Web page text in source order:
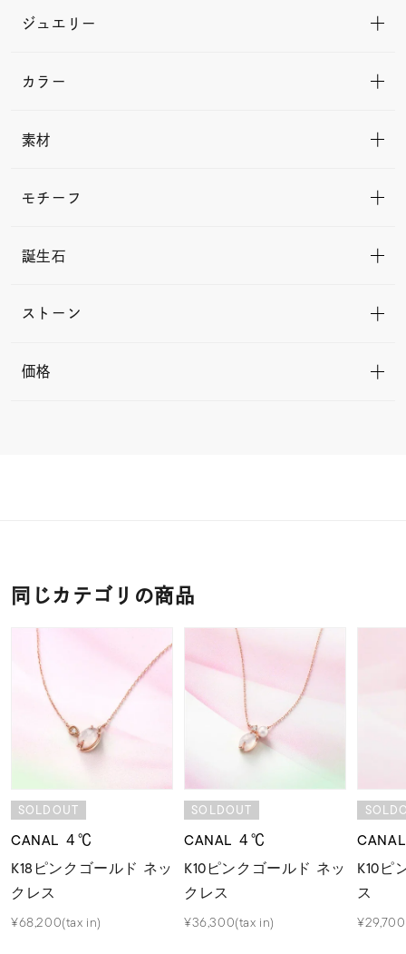
ジュエリー
カラー
素材
モチーフ
誕生石
ストーン
価格
同じカテゴリの商品
SOLDOUT
CANAL ４℃
K18ピンクゴールド ネッ
クレス
¥68,200(tax in)
SOLDOUT
CANAL ４℃
K10ピンクゴールド ネッ
クレス
¥36,300(tax in)
K10ピ
ス